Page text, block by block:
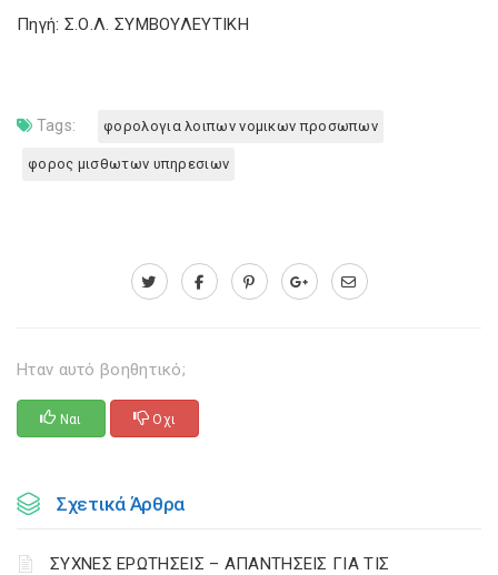
Πηγή: Σ.Ο.Λ. ΣΥΜΒΟΥΛΕΥΤΙΚΗ
Tags: φορολογια λοιπων νομικων προσωπων
φορος μισθωτων υπηρεσιων
Ηταν αυτό βοηθητικό;
Ναι Οχι
Σχετικά Άρθρα
ΣΥΧΝΕΣ ΕΡΩΤΗΣΕΙΣ – ΑΠΑΝΤΗΣΕΙΣ ΓΙΑ ΤΙΣ